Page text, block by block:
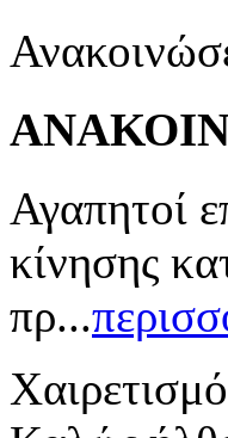
Αγαπητοί
κίνησης
πρ...